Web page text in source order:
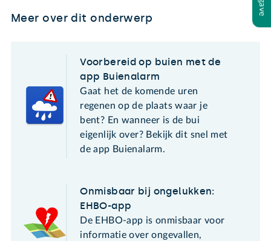
Meer over dit onderwerp
Voorbereid op buien met de
app Buienalarm
Gaat het de komende uren
regenen op de plaats waar je
bent? En wanneer is de bui
eigenlijk over? Bekijk dit snel met
de app Buienalarm.
Onmisbaar bij ongelukken:
EHBO-app
De EHBO-app is onmisbaar voor
informatie over ongevallen,